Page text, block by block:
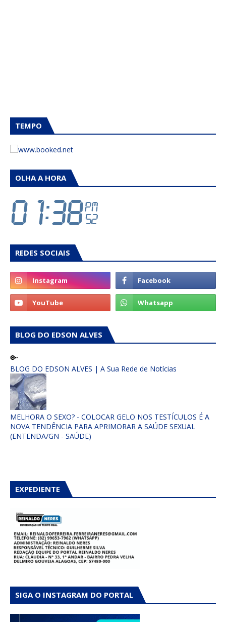
TEMPO
OLHA A HORA
REDES SOCIAIS
BLOG DO EDSON ALVES
BLOG DO EDSON ALVES | A Sua Rede de Notícias
MELHORA O SEXO? - COLOCAR GELO NOS TESTÍCULOS É A
NOVA TENDÊNCIA PARA APRIMORAR A SAÚDE SEXUAL
(ENTENDA/GN - SAÚDE)
EXPEDIENTE
SIGA O INSTAGRAM DO PORTAL